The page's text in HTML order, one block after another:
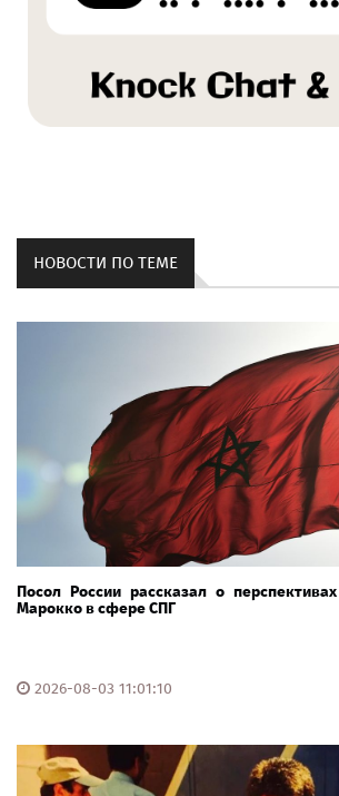
НОВОСТИ ПО ТЕМЕ
Посол России рассказал о
Марокко в сфере СПГ
2026-08-03 11:01:10